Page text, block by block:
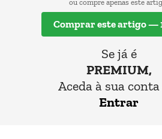
ou compre apenas este
Comprar este artigo —
Se já é
PREMIUM,
Aceda à sua
Entrar